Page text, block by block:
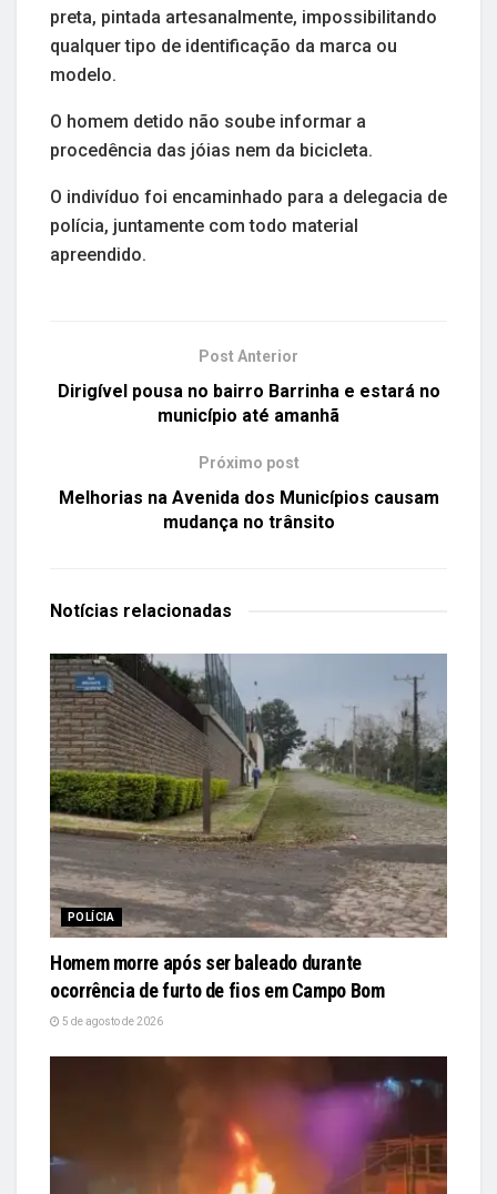
preta, pintada artesanalmente, impossibilitando
qualquer tipo de identificação da marca ou
modelo.
O homem detido não soube informar a
procedência das jóias nem da bicicleta.
O indivíduo foi encaminhado para a delegacia de
polícia, juntamente com todo material
apreendido.
Post Anterior
Dirigível pousa no bairro Barrinha e estará no
município até amanhã
Próximo post
Melhorias na Avenida dos Municípios causam
mudança no trânsito
Notícias relacionadas
POLÍCIA
Homem morre após ser baleado durante
ocorrência de furto de fios em Campo Bom
5 de agosto de 2026